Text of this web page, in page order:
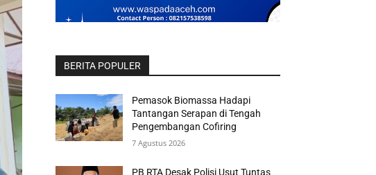
BERITA POPULER
Pemasok Biomassa Hadapi
Tantangan Serapan di Tengah
Pengembangan Cofiring
7 Agustus 2026
PB RTA Desak Polisi Usut Tuntas